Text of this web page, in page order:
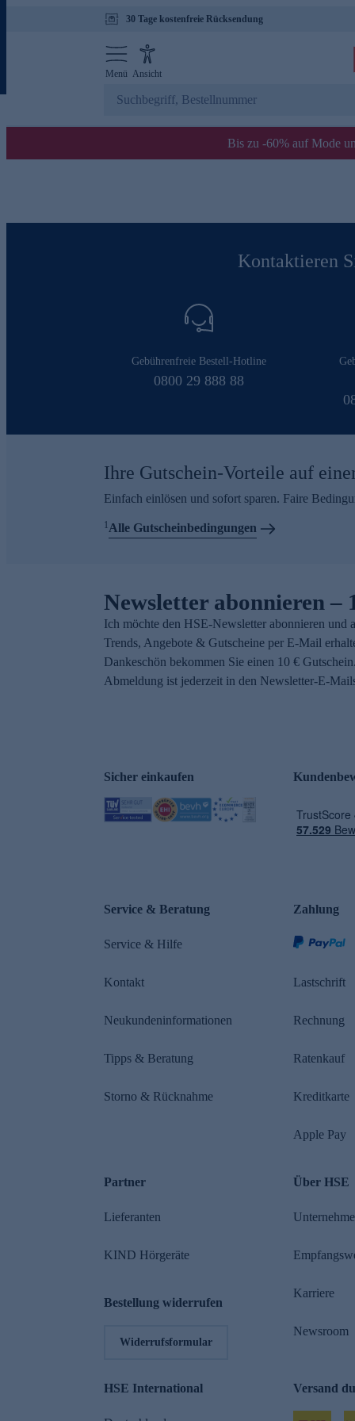
30 Tage kostenfreie Rücksendung
Menü Ansicht
Bis zu -60% auf Mode
Kontaktieren
Gebührenfreie Bestell-Hotline
0800 29 888 88
Ihre Gutschein-Vorteile auf
Einfach einlösen und sofort sparen. Faire
1Alle Gutscheinbedingungen
Newsletter abonnieren –
Ich möchte den HSE-Newsletter abonnieren und
Trends, Angebote & Gutscheine per E-Mail
Dankeschön bekommen Sie einen 10 €
Abmeldung ist jederzeit in den Newsletter-E-
Sicher einkaufen
Service & Beratung
Service & Hilfe
Kontakt
Neukundeninformationen
Tipps & Beratung
Storno & Rücknahme
Zahlung
Lastschrift
Rechnung
Ratenkauf
Kreditkarte
Apple Pay
Partner
Lieferanten
KIND Hörgeräte
Bestellung widerrufen
Widerrufsformular
Über HSE
Karriere
Newsroom
HSE International Versand